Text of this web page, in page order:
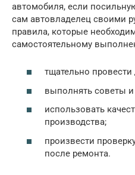
автомобиля, если
сам автовладелец своими
правила, которые
самостоятельному
тщательно провести
выполнять советы
использовать
производства;
произвести
после ремонта.